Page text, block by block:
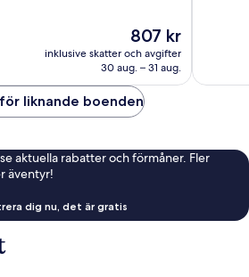
Priset
är
807 kr
807 kr
inklusive skatter och avgifter
30 aug. – 31 aug.
liknande boenden
aktuella rabatter och förmåner. Fler
äventyr!
dig nu, det är gratis